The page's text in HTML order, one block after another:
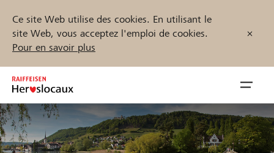
Ce site Web utilise des cookies. En utilisant le
site Web, vous acceptez l'emploi de cookies.
Pour en savoir plus
Inhalt
springen
öffnen
Démarrez maintenant